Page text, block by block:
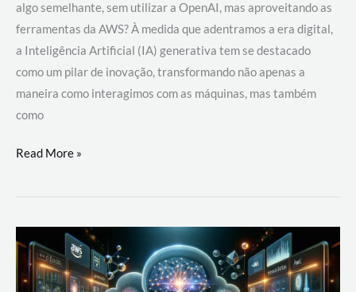
algo semelhante, sem utilizar a OpenAI, mas aproveitando as
ferramentas da AWS? À medida que adentramos a era digital,
a Inteligência Artificial (IA) generativa tem se destacado
como um pilar de inovação, transformando não apenas a
maneira como interagimos com as máquinas, mas também
como
Desenvolvimento
um
com
AWS
Read More »